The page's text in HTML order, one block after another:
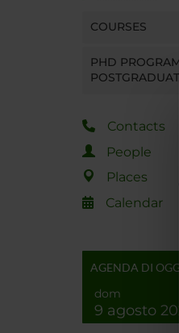
COURSES
PHD
Contacts
People
Places
Calendar
AGENDA DI OGGI
dom
9 agosto